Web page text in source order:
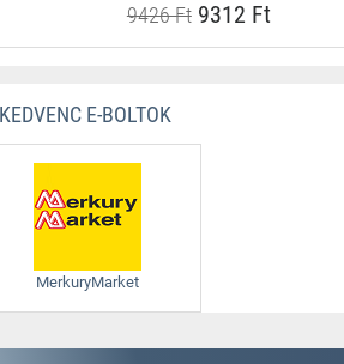
9426 Ft9312 Ft
KEDVENC E-BOLTOK
MerkuryMarket